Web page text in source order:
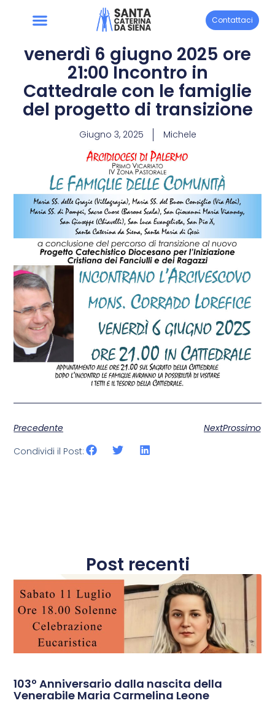
Contattaci
venerdì 6 giugno 2025 ore
21:00 Incontro in
Cattedrale con le famiglie
del progetto di transizione
Giugno 3, 2025 Michele
Precedente
NextProssimo
Condividi il Post:
Post recenti
103º Anniversario dalla nascita della
Venerabile Maria Carmelina Leone